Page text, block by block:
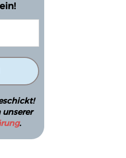
unserer
.